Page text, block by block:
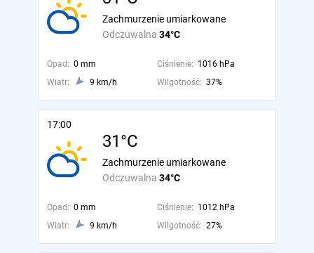
Odczuwalna 34°C
Zachmurzenie umiarkowane
Opad: 0 mm Ciśnienie: 1016 hPa
Wiatr:
9 km/h Wilgotność: 37%
17:00
31°C
Odczuwalna 34°C
Zachmurzenie umiarkowane
Opad: 0 mm Ciśnienie: 1012 hPa
Wiatr:
9 km/h Wilgotność: 27%